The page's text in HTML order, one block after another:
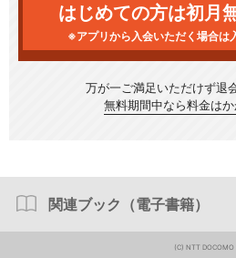
はじめての方は初月
※アプリから入会いただく場合は
万が一ご満足いただけず退
無料期間中なら料金はか
関連ブック（電子書籍）
(C) NTT DOCOMO